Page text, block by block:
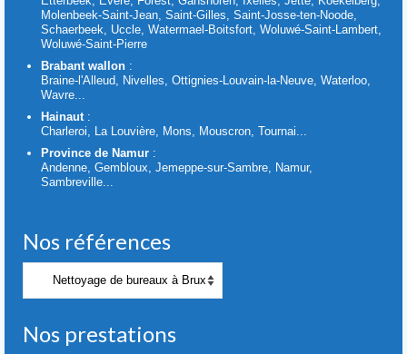
Molenbeek-Saint-Jean, Saint-Gilles, Saint-Josse-ten-Noode,
Schaerbeek, Uccle, Watermael-Boitsfort, Woluwé-Saint-Lambert,
Woluwé-Saint-Pierre
Brabant wallon :
Braine-l'Alleud, Nivelles, Ottignies-Louvain-la-Neuve, Waterloo,
Wavre...
Hainaut :
Charleroi, La Louvière, Mons, Mouscron, Tournai...
Province de Namur :
Andenne, Gembloux, Jemeppe-sur-Sambre, Namur,
Sambreville...
Nos références
Nos
références
Nos prestations